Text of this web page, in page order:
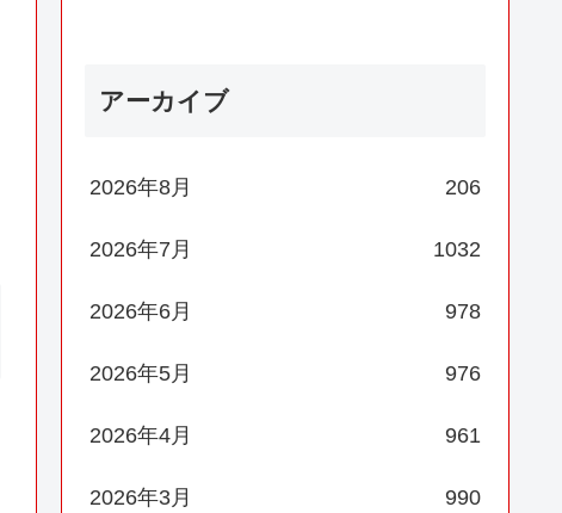
アーカイブ
2026年8月 206
2026年7月 1032
2026年6月 978
2026年5月 976
2026年4月 961
2026年3月 990